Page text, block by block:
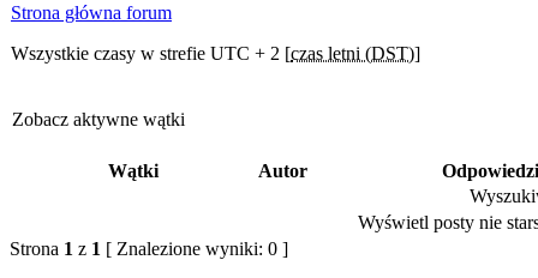
Strona główna forum
Wszystkie czasy w strefie UTC + 2 [czas letni (DST)]
Zobacz aktywne wątki
Wątki Autor
Wyświetl posty nie
Strona 1 z 1 [ Znalezione wyniki: 0 ]